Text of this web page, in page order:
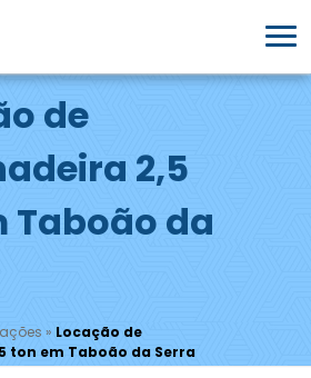
de
2,5
Taboão da
» Locação de
ton em Taboão da Serra